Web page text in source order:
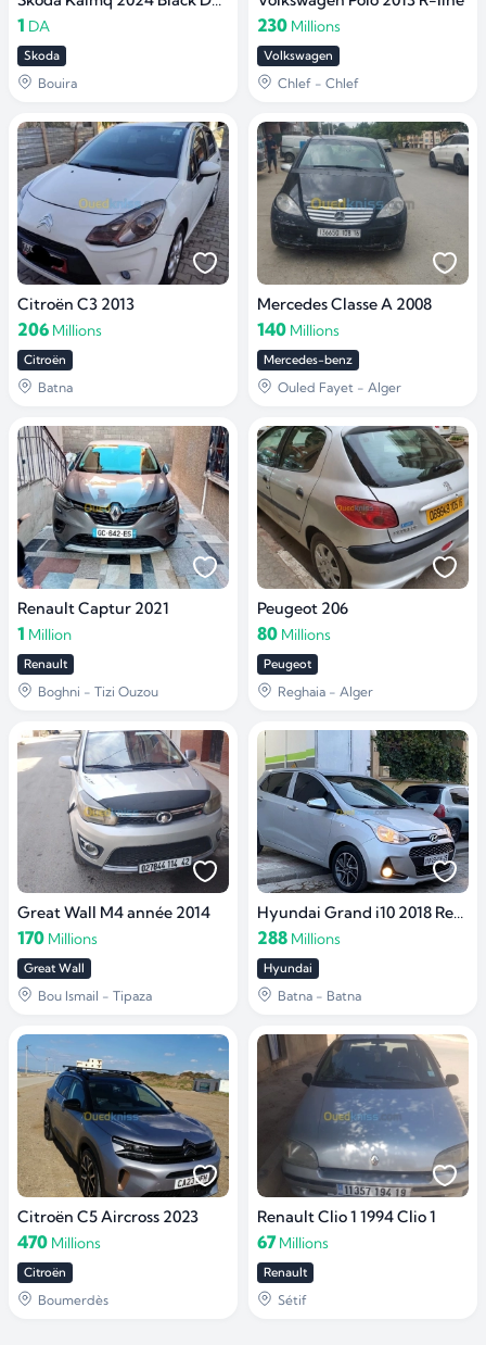
1 DA
Skoda
Bouira
230 Millions
Volkswagen
Chlef - Chlef
Citroën C3 2013
206 Millions
Citroën
Batna
Mercedes Classe A 2008
140 Millions
Mercedes-benz
Ouled Fayet - Alger
Renault Captur 2021
1 Million
Renault
Boghni - Tizi Ouzou
Peugeot 206
80 Millions
Peugeot
Reghaia - Alger
Great Wall M4 année 2014
170 Millions
Great Wall
Bou Ismail - Tipaza
Hyundai Grand i10 2018 Restylée DZ
288 Millions
Hyundai
Batna - Batna
Citroën C5 Aircross 2023
470 Millions
Citroën
Boumerdès
Renault Clio 1 1994 Clio 1
67 Millions
Renault
Sétif